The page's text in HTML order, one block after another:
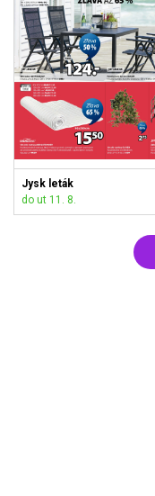
Jysk leták
do ut 11. 8.